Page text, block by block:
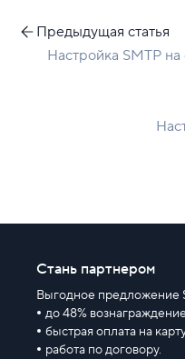
Выделенные
Полезная
Предыдущая статья
Настройка SMTP на
Стань партнером
Выгодное предложение
до 48%
быстрая оплата на
работа по договору.